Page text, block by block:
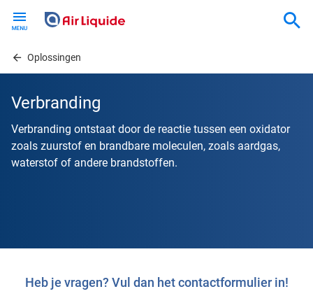
contentOplossingen
Verbranding
Verbranding ontstaat door de reactie tussen een oxidator
zoals zuurstof en brandbare moleculen, zoals aardgas,
waterstof of andere brandstoffen.
Heb je vragen? Vul dan het contactformulier in!